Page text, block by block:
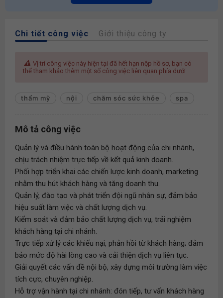
Chi tiết công việc Giới thiệu công ty
Vị trí công việc này hiện tại đã hết hạn nộp hồ sơ, bạn có
thể tham khảo thêm một số công việc liên quan phía dưới
thẩm mỹ nội chăm sóc sức khỏe spa
Mô tả công việc
Quản lý và điều hành toàn bộ hoạt động của chi nhánh,
chịu trách nhiệm trực tiếp về kết quả kinh doanh.
Phối hợp triển khai các chiến lược kinh doanh, marketing
nhằm thu hút khách hàng và tăng doanh thu.
Quản lý, đào tạo và phát triển đội ngũ nhân sự, đảm bảo
hiệu suất làm việc và chất lượng dịch vụ.
Kiểm soát và đảm bảo chất lượng dịch vụ, trải nghiệm
khách hàng tại chi nhánh.
Trực tiếp xử lý các khiếu nại, phản hồi từ khách hàng; đảm
bảo mức độ hài lòng cao và cải thiện dịch vụ liên tục.
Giải quyết các vấn đề nội bộ, xây dựng môi trường làm việc
tích cực, chuyên nghiệp.
Hỗ trợ vận hành tại chi nhánh: đón tiếp, tư vấn khách hàng